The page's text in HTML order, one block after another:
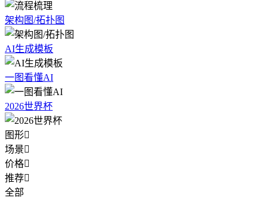
架构图/拓扑图
AI生成模板
一图看懂AI
2026世界杯
图形
场景
价格
推荐
全部